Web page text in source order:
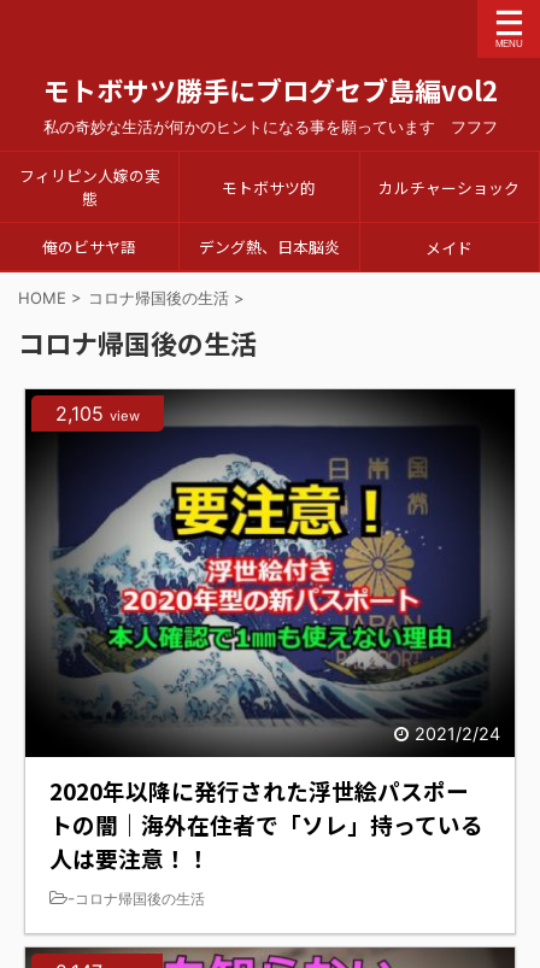
モトボサツ勝手にブログセブ島編vol2
私の奇妙な生活が何かのヒントになる事を願っています フフフ
フィリピン人嫁の実
態
モトボサツ的 カルチャーショック
俺のビサヤ語 デング熱、日本脳炎 メイド
HOME > コロナ帰国後の生活 >
コロナ帰国後の生活
2021/2/24
2,105 view
2020年以降に発行された浮世絵パスポー
トの闇｜海外在住者で「ソレ」持っている
人は要注意！！
-コロナ帰国後の生活